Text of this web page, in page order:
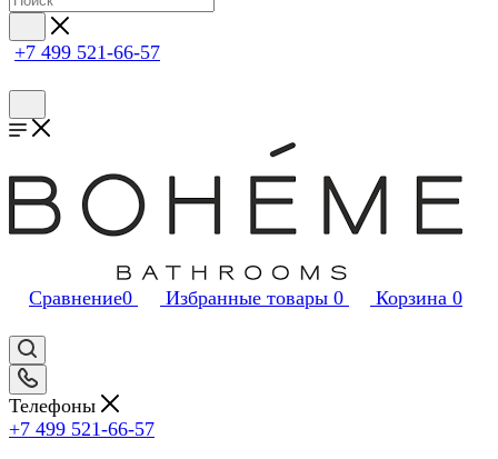
+7 499 521-66-57
Сравнение0 Избранные товары 0 Корзина 0
Телефоны
+7 499 521-66-57